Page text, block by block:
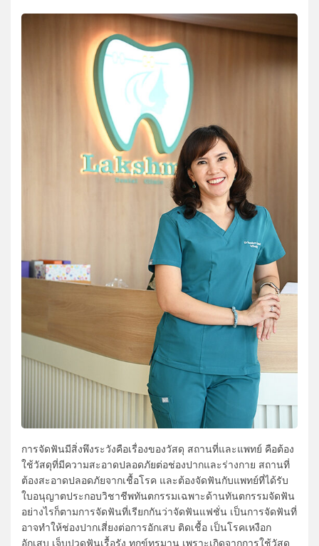
การจัดฟันมีสิ่งพึงระวังคือเรื่องของวัสดุ สถานที่และแพทย์ คือต้อง
ใช้วัสดุที่มีความสะอาดปลอดภัยต่อช่องปากและร่างกาย สถานที่
ต้องสะอาดปลอดภัยจากเชื้อโรค และต้องจัดฟันกับแพทย์ที่ได้รับ
ใบอนุญาตประกอบวิชาชีพทันตกรรมเฉพาะด้านทันตกรรมจัดฟัน
อย่างไรก็ตามการจัดฟันที่เรียกกันว่าจัดฟันแฟชั่น เป็นการจัดฟันที่
อาจทำให้ช่องปากเสี่ยงต่อการอักเสบ ติดเชื้อ เป็นโรคเหงือก
อักเสบ เจ็บปวดฟันเรื้อรัง ทุกข์ทรมาน เพราะเกิดจากการใช้วัสดุ